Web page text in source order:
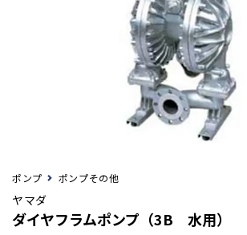
ポンプ ポンプその他
ヤマダ
ダイヤフラムポンプ（3B 水用）